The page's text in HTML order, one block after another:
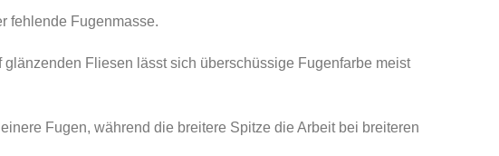
fehlende Fugenmasse.
Fliesen lässt sich überschüssige Fugenfarbe meist
Fugen, während die breitere Spitze die Arbeit bei breiteren